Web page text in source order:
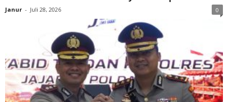
Janur - Juli 28, 2026 0